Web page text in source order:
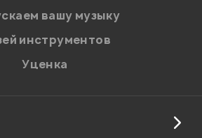
число:
вашу музыку
инструментов
Уценка